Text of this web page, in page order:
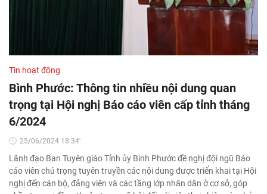
Tin hoạt động
Bình Phước: Thông tin nhiều nội dung quan
trọng tại Hội nghị Báo cáo viên cấp tỉnh tháng
6/2024
25/06/2024 18:34'
Lãnh đạo Ban Tuyên giáo Tỉnh ủy Bình Phước đề nghị đội ngũ Báo
cáo viên chú trọng tuyên truyền các nội dung được triển khai tại Hội
nghị đến cán bộ, đảng viên và các tầng lớp nhân dân ở cơ sở, góp